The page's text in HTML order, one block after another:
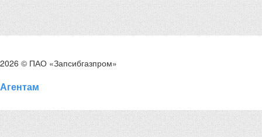
2026 © ПАО «Запсибгазпром»
Агентам